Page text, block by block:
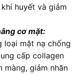
huyết và giảm
cơ mặt:
loại mặt nạ chống
cấp collagen
màng, giảm nhăn